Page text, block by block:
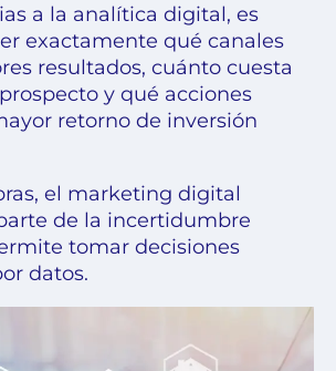
a la analítica digital, es
exactamente qué canales
resultados, cuánto cuesta
y qué acciones
retorno de inversión
el marketing digital
de la incertidumbre
tomar decisiones
datos.